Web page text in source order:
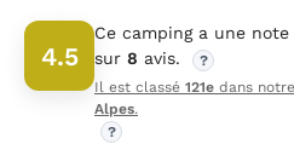
4.5
Ce camping a une note
sur 8 avis.
?
Il est classé 121e dans
Alpes.
?